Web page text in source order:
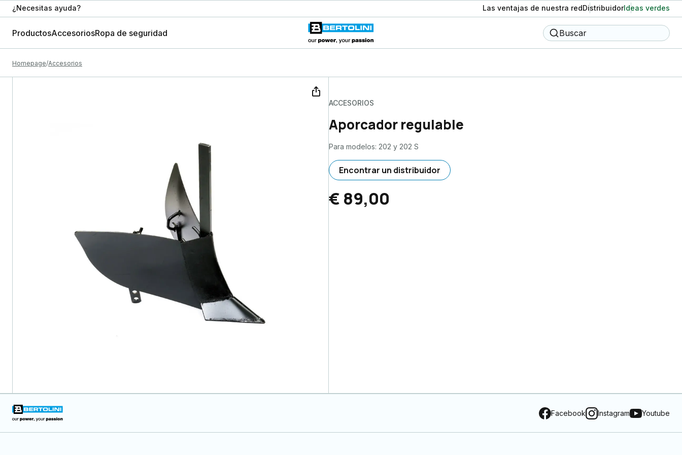
¿Necesitas ayuda? Las ventajas de nuestra redDistribuidorIdeas verdes
ProductosAccesoriosRopa de seguridad Buscar
Homepage Accesorios
ACCESORIOS
Aporcador regulable
Para modelos: 202 y 202 S
Encontrar un distribuidor
€ 89,00
Facebook Instagram Youtube